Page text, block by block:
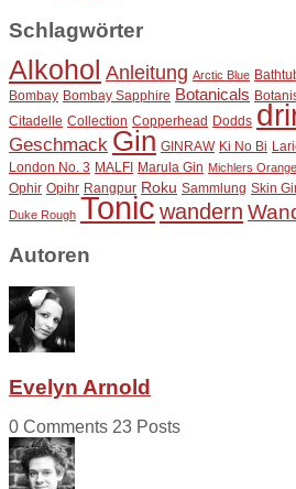
Schlagwörter
Alkohol Anleitung Arctic Blue
Bombay Bombay Sapphire Botanicals
Citadelle Collection Copperhead Dodds
Geschmack Gin GINRAW Ki No Bi
London No. 3 MALFI Marula Gin Michlers Orange
Ophir Opihr Rangpur Roku Sammlung Skin
Duke Rough Tonic wandern
Autoren
Evelyn Arnold
0 Comments 23 Posts